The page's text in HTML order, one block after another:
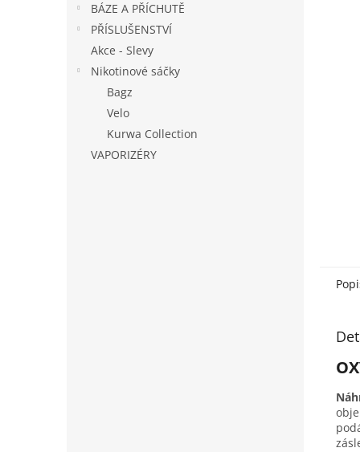
BÁZE A PŘÍCHUTĚ
PŘÍSLUŠENSTVÍ
Akce - Slevy
Nikotinové sáčky
Bagz
Velo
Kurwa Collection
VAPORIZÉRY